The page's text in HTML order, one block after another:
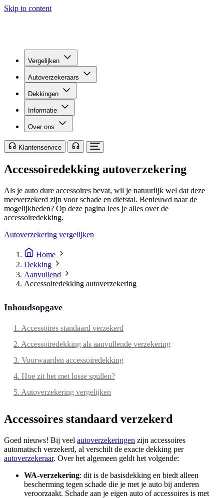
Skip to content
Vergelijken
Autoverzekeraars
Dekkingen
Informatie
Over ons
Klantenservice
Accessoiredekking autoverzekering
Als je auto dure accessoires bevat, wil je natuurlijk wel dat deze
meeverzekerd zijn voor schade en diefstal. Benieuwd naar de
mogelijkheden? Op deze pagina lees je alles over de
accessoiredekking.
Autoverzekering vergelijken
Home
Dekking
Aanvullend
Accessoiredekking autoverzekering
Inhoudsopgave
1. Accessoires standaard verzekerd
2. Accessoiredekking als aanvullende verzekering
3. Voorwaarden accessoiredekking
4. Hoe zit het met losse spullen?
5. Autoverzekering vergelijken
Accessoires standaard verzekerd
Goed nieuws! Bij veel autoverzekeringen zijn accessoires
automatisch verzekerd, al verschilt de exacte dekking per
autoverzekeraar. Over het algemeen geldt het volgende:
WA-verzekering: dit is de basisdekking en biedt alleen
bescherming tegen schade die je met je auto bij anderen
veroorzaakt. Schade aan je eigen auto of accessoires is met